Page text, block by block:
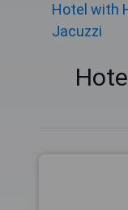
Hotel with
Jacuzzi